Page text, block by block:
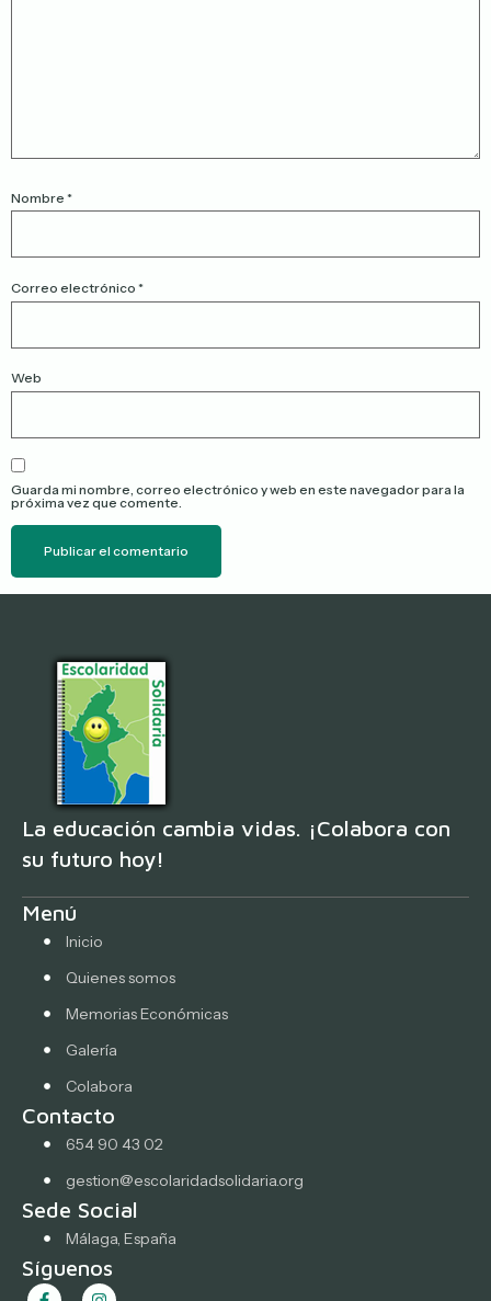
Nombre *
Correo electrónico *
Web
Guarda mi nombre, correo electrónico y web en este navegador para la
próxima vez que comente.
La educación cambia vidas. ¡Colabora con
su futuro hoy!
Menú
Inicio
Quienes somos
Memorias Económicas
Galería
Colabora
Contacto
654 90 43 02
gestion@escolaridadsolidaria.org
Sede Social
Málaga, España
Síguenos